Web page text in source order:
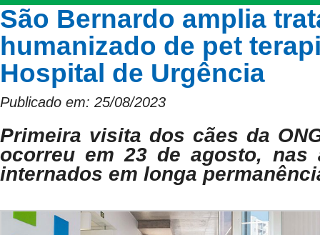
São Bernardo amplia
humanizado de pet
Hospital de Urgência
Publicado em: 25/08/2023
Primeira visita dos cães da
ocorreu em 23 de agosto, nas
internados em longa